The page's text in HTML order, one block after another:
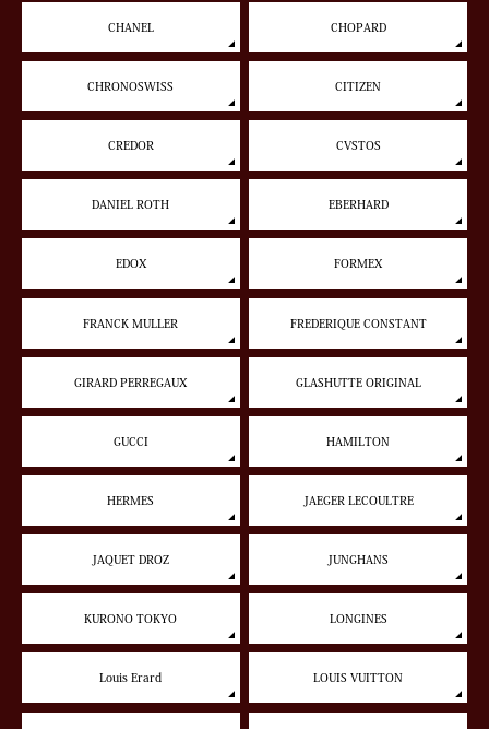
CHANEL CHOPARD
CHRONOSWISS CITIZEN
CREDOR CVSTOS
DANIEL ROTH EBERHARD
EDOX FORMEX
FRANCK MULLER FREDERIQUE CONSTANT
GIRARD PERREGAUX GLASHUTTE ORIGINAL
GUCCI HAMILTON
HERMES JAEGER LECOULTRE
JAQUET DROZ JUNGHANS
KURONO TOKYO LONGINES
Louis Erard LOUIS VUITTON